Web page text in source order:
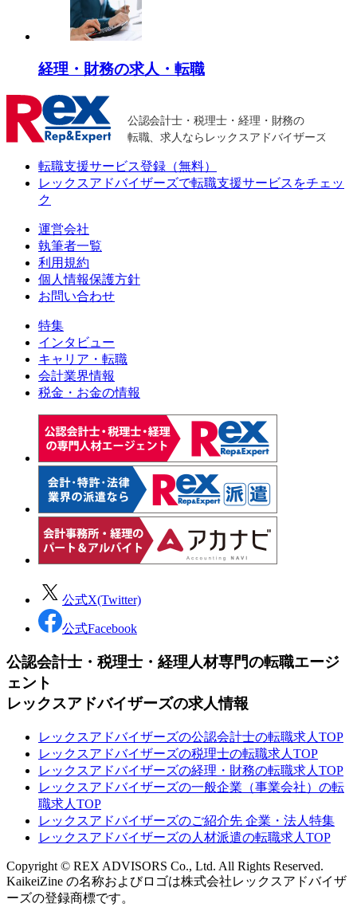
経理・財務の求人・転職
転職支援サービス登録（無料）
レックスアドバイザーズで転職支援サービスをチェッ
ク
運営会社
執筆者一覧
利用規約
個人情報保護方針
お問い合わせ
特集
インタビュー
キャリア・転職
会計業界情報
税金・お金の情報
公式X(Twitter)
公式Facebook
公認会計士・税理士・経理人材専門の転職エージ
ェント
レックスアドバイザーズの求人情報
レックスアドバイザーズの公認会計士の転職求人TOP
レックスアドバイザーズの税理士の転職求人TOP
レックスアドバイザーズの経理・財務の転職求人TOP
レックスアドバイザーズの一般企業（事業会社）の転
職求人TOP
レックスアドバイザーズのご紹介先 企業・法人特集
レックスアドバイザーズの人材派遣の転職求人TOP
Copyright © REX ADVISORS Co., Ltd. All Rights Reserved.
KaikeiZine の名称およびロゴは株式会社レックスアドバイザ
ーズの登録商標です。